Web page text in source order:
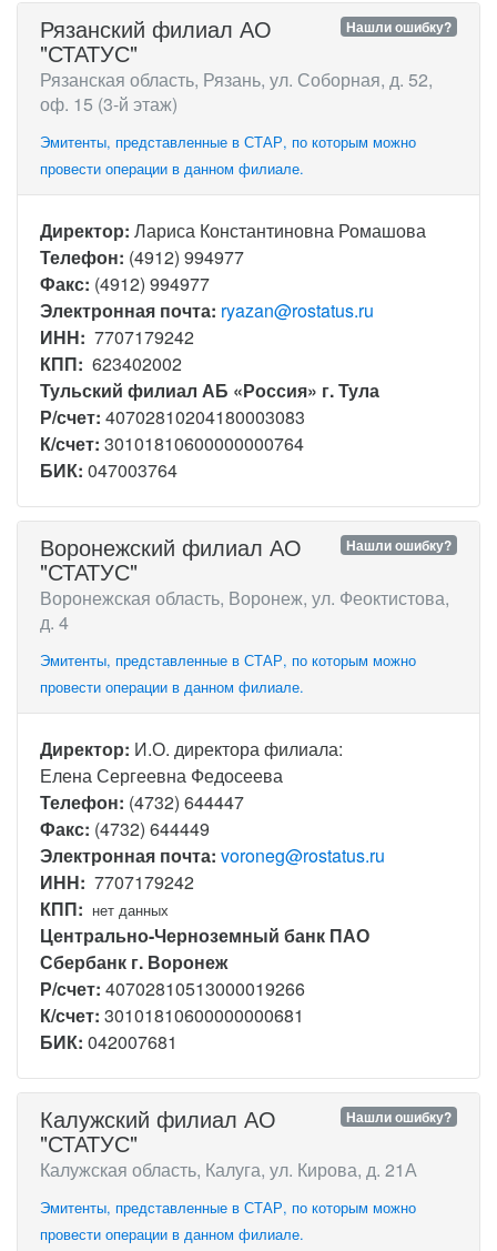
Нашли ошибку?
Рязанский филиал АО
"СТАТУС"
Рязанская область, Рязань, ул. Соборная, д. 52,
оф. 15 (3-й этаж)
Эмитенты, представленные в СТАР, по которым можно
провести операции в данном филиале.
Директор: Лариса Константиновна Ромашова
Телефон: (4912) 994977
Факс: (4912) 994977
Электронная почта: ryazan@rostatus.ru
ИНН: 7707179242
КПП: 623402002
Тульский филиал АБ «Россия» г. Тула
Р/счет: 40702810204180003083
К/счет: 30101810600000000764
БИК: 047003764
Нашли ошибку?
Воронежский филиал АО
"СТАТУС"
Воронежская область, Воронеж, ул. Феоктистова,
д. 4
Эмитенты, представленные в СТАР, по которым можно
провести операции в данном филиале.
Директор: И.О. директора филиала:
Елена Сергеевна Федосеева
Телефон: (4732) 644447
Факс: (4732) 644449
Электронная почта: voroneg@rostatus.ru
ИНН: 7707179242
КПП: нет данных
Центрально-Черноземный банк ПАО
Сбербанк г. Воронеж
Р/счет: 40702810513000019266
К/счет: 30101810600000000681
БИК: 042007681
Нашли ошибку?
Калужский филиал АО
"СТАТУС"
Калужская область, Калуга, ул. Кирова, д. 21А
Эмитенты, представленные в СТАР, по которым можно
провести операции в данном филиале.